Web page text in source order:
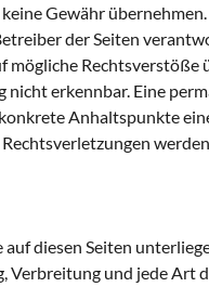
Gewähr
der Seiten
mögliche Rechtsverstöße
erkennbar. Eine
Anhaltspunkte
diesen Seiten
Verbreitung und jede Art